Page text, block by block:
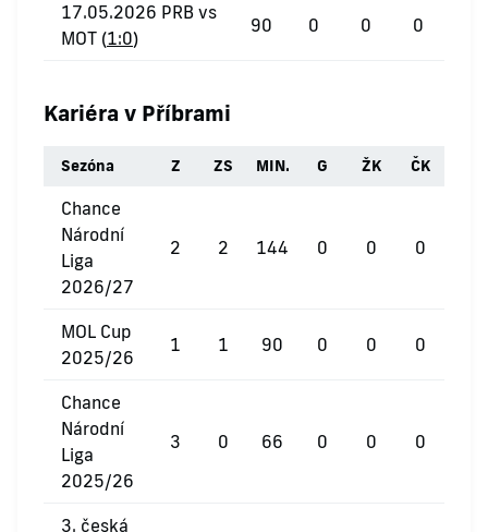
17.05.2026 PRB vs
MOT (1:0)
90 0 0 0
Kariéra v Příbrami
Sezóna Z ZS MIN. G ŽK ČK
Chance
Národní
Liga
2026/27
2 2 144 0 0 0
MOL Cup
2025/26
1 1 90 0 0 0
Chance
Národní
Liga
2025/26
3 0 66 0 0 0
3. česká